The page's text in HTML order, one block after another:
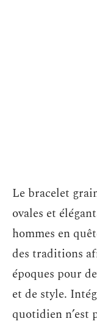
Le bracelet
ovales et
hommes en
des traditions
époques pour
et de style.
quotidien n’est